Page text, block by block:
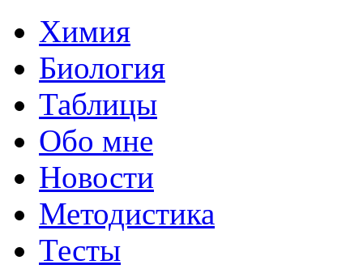
Химия
Биология
Таблицы
Обо мне
Новости
Методистика
Тесты